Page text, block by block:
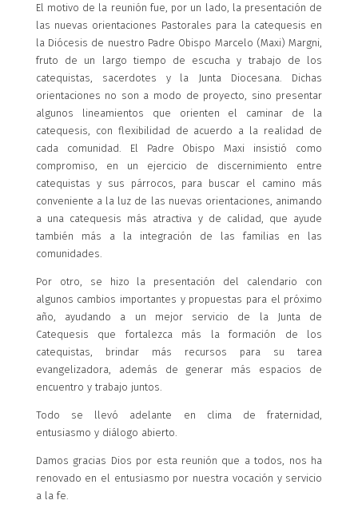
El motivo de la reunión fue, por un lado, la presentación de
las nuevas orientaciones Pastorales para la catequesis en
la Diócesis de nuestro Padre Obispo Marcelo (Maxi) Margni,
fruto de un largo tiempo de escucha y trabajo de los
catequistas, sacerdotes y la Junta Diocesana. Dichas
orientaciones no son a modo de proyecto, sino presentar
algunos lineamientos que orienten el caminar de la
catequesis, con flexibilidad de acuerdo a la realidad de
cada comunidad. El Padre Obispo Maxi insistió como
compromiso, en un ejercicio de discernimiento entre
catequistas y sus párrocos, para buscar el camino más
conveniente a la luz de las nuevas orientaciones, animando
a una catequesis más atractiva y de calidad, que ayude
también más a la integración de las familias en las
comunidades.
Por otro, se hizo la presentación del calendario con
algunos cambios importantes y propuestas para el próximo
año, ayudando a un mejor servicio de la Junta de
Catequesis que fortalezca más la formación de los
catequistas, brindar más recursos para su tarea
evangelizadora, además de generar más espacios de
encuentro y trabajo juntos.
Todo se llevó adelante en clima de fraternidad,
entusiasmo y diálogo abierto.
Damos gracias Dios por esta reunión que a todos, nos ha
renovado en el entusiasmo por nuestra vocación y servicio
a la fe.